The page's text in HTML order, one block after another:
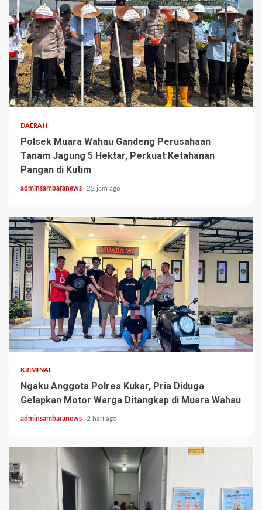
2 min read
DAERAH
Polsek Muara Wahau Gandeng Perusahaan
Tanam Jagung 5 Hektar, Perkuat Ketahanan
Pangan di Kutim
adminsambaranews 22 jam ago
2 min read
KRIMINAL
Ngaku Anggota Polres Kukar, Pria Diduga
Gelapkan Motor Warga Ditangkap di Muara Wahau
adminsambaranews 2 hari ago